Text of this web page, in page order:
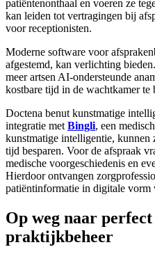
patiëntenonthaal en voeren ze
kan leiden tot vertragingen bij
voor receptionisten.
Moderne software voor
afgestemd, kan verlichting
meer artsen AI-ondersteunde
kostbare tijd in de wachtkamer te
Doctena benut kunstmatige
integratie metBingli, een
kunstmatige intelligentie, kunnen
tijd besparen. Voor de afspraak
medische voorgeschiedenis en
Hierdoor ontvangen
patiëntinformatie in digitale vorm
Op weg naar
praktijkbeheer